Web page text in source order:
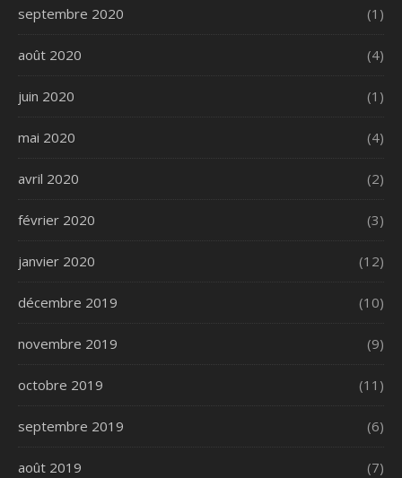
septembre 2020 (1)
août 2020 (4)
juin 2020 (1)
mai 2020 (4)
avril 2020 (2)
février 2020 (3)
janvier 2020 (12)
décembre 2019 (10)
novembre 2019 (9)
octobre 2019 (11)
septembre 2019 (6)
août 2019 (7)